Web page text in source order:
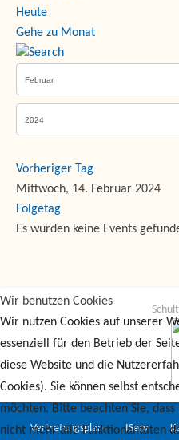
Heute
Gehe zu Monat
Vorheriger Tag
Mittwoch, 14. Februar 2024
Folgetag
Es wurden keine Events
Vertretungsplan IServ
Wir benutzen Cookies
Wir nutzen Cookies auf unserer
essenziell für den Betrieb der
diese Website und die
Cookies). Sie können selbst
möchten. Bitte beachten Sie,
nicht mehr alle Funktionalitäten